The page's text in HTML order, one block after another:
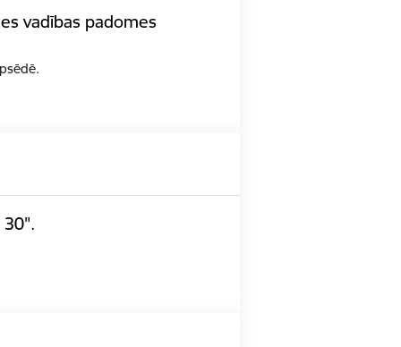
vadības padomes